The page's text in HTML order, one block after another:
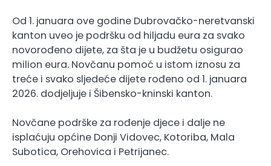
Od 1. januara ove godine Dubrovačko-neretvanski
kanton uveo je podršku od hiljadu eura za svako
novorođeno dijete, za šta je u budžetu osigurao
milion eura. Novčanu pomoć u istom iznosu za
treće i svako sljedeće dijete rođeno od 1. januara
2026. dodjeljuje i Šibensko-kninski kanton.
Novčane podrške za rođenje djece i dalje ne
isplaćuju općine Donji Vidovec, Kotoriba, Mala
Subotica, Orehovica i Petrijanec.